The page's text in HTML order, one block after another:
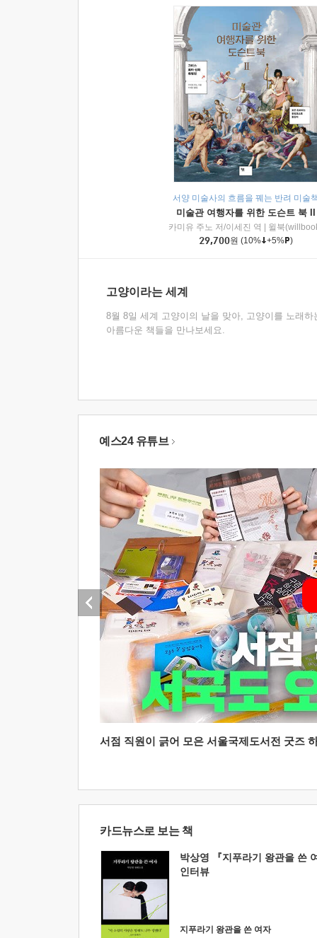
서양 미술사의 흐름을 꿰는 반려 미술
미술관 여행자를 위한 도슨트 북 II
카미유 주노 저/이세진 역
윌북
29,700원 (10% +5% )
고양이라는 세계
8월 8일 세계 고양이의 날을 맞아, 고양이를 노래하
아름다운 책들을 만나보세요.
예스24 유튜브
서점 직원이 긁어 모은 서울국제도서전 굿즈
카드뉴스로 보는 책
박상영 『지푸라기 왕관을 쓴
인터뷰
지푸라기 왕관을 쓴 여자